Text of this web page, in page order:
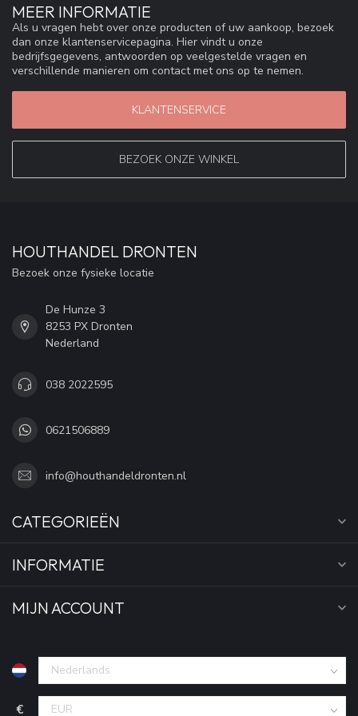
MEER INFORMATIE
Als u vragen hebt over onze producten of uw aankoop, bezoek
dan onze klantenservicepagina. Hier vindt u onze
bedrijfsgegevens, antwoorden op veelgestelde vragen en
verschillende manieren om contact met ons op te nemen.
KLANTENSERVICE
BEZOEK ONZE WINKEL
HOUTHANDEL DRONTEN
Bezoek onze fysieke locatie
De Hunze 3
8253 PX Dronten
Nederland
038 2022595
0621506889
info@houthandeldronten.nl
CATEGORIEËN
INFORMATIE
MIJN ACCOUNT
€